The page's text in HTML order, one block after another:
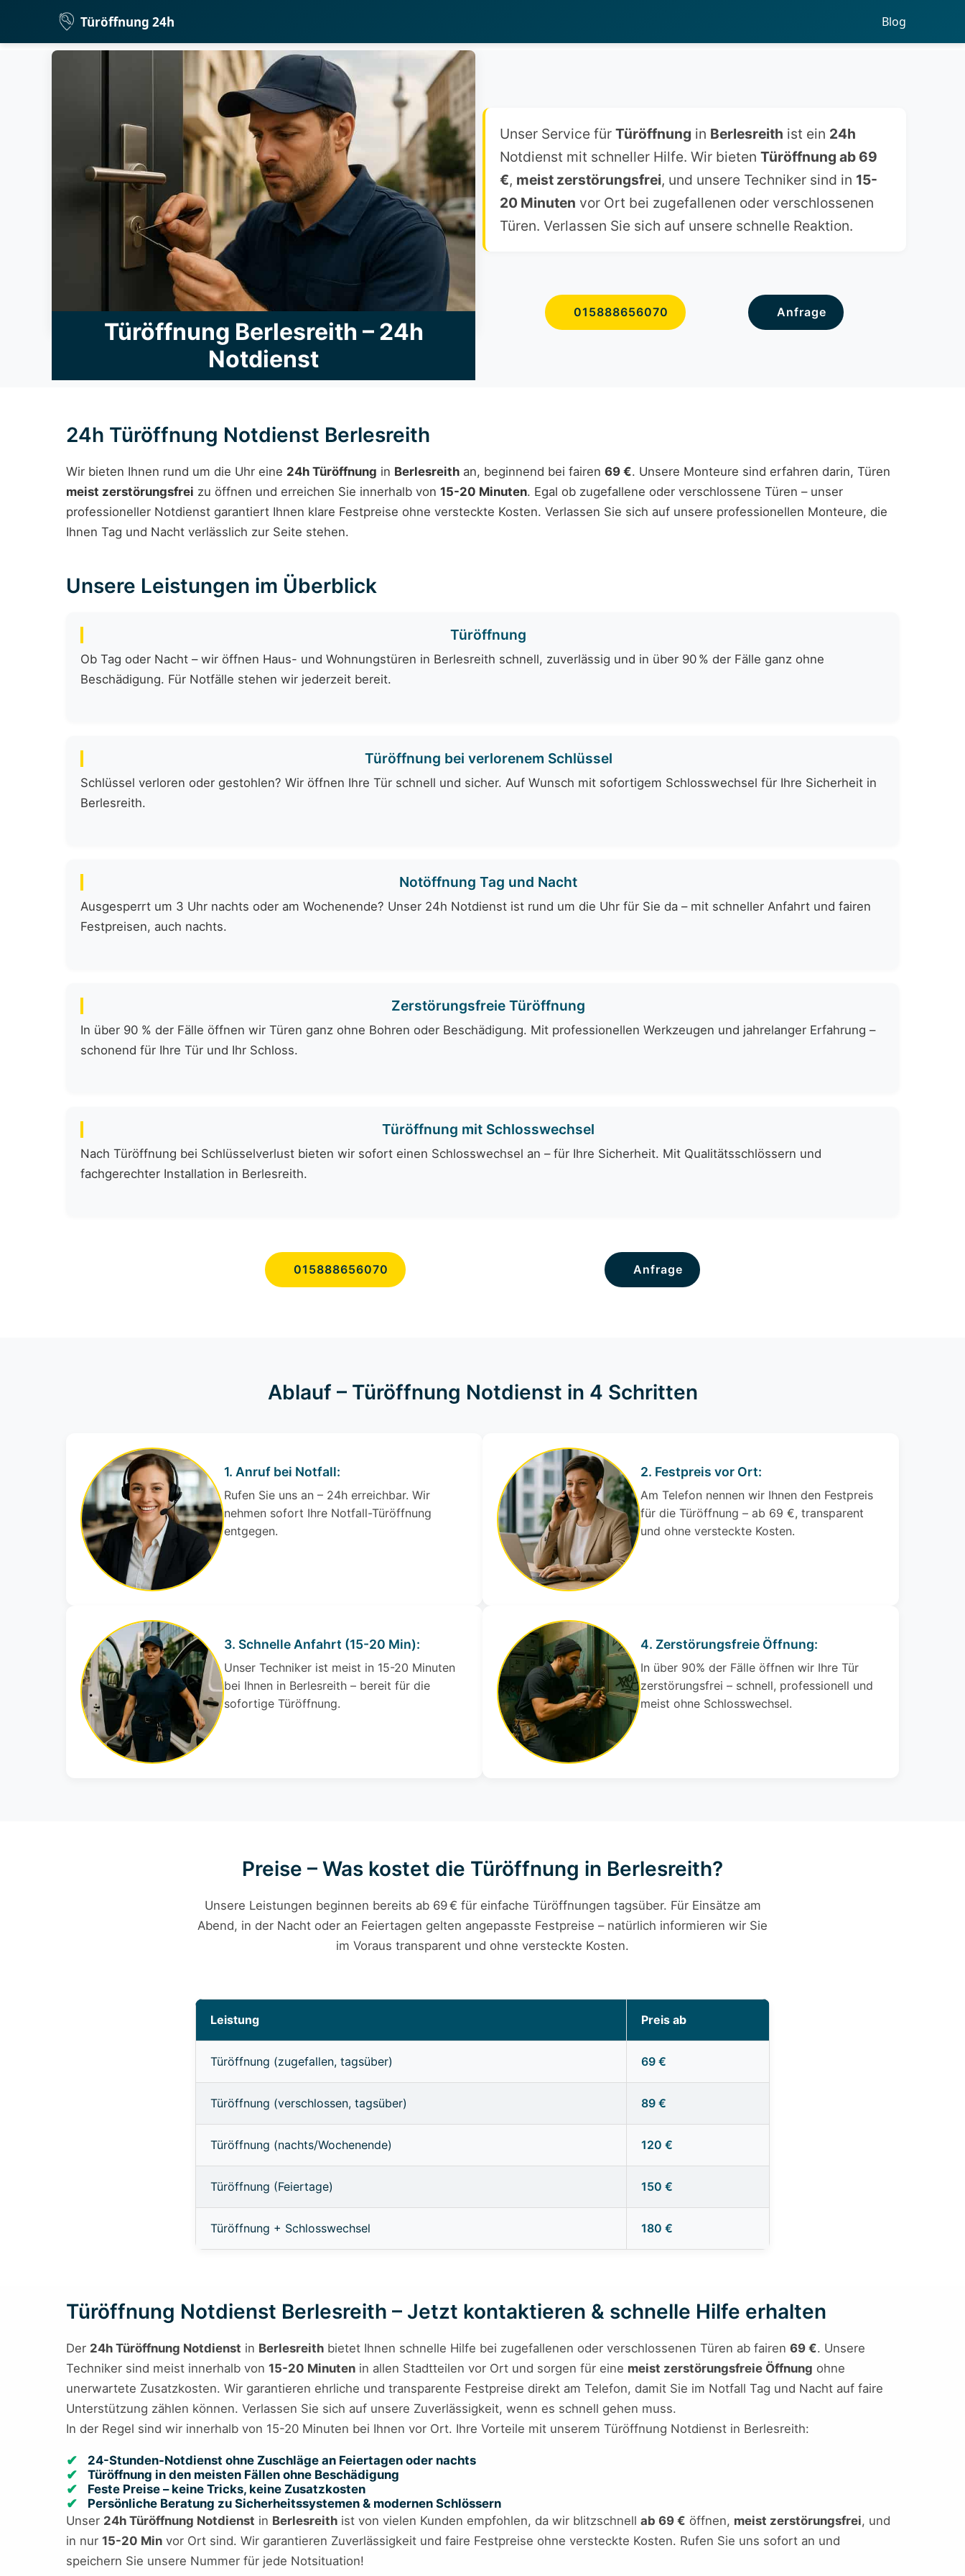
Türöffnung 24h Blog
Türöffnung Berlesreith – 24h
Notdienst
Unser Service für Türöffnung in Berlesreith ist ein 24h
Notdienst mit schneller Hilfe. Wir bieten Türöffnung ab 69
€, meist zerstörungsfrei, und unsere Techniker sind in 15-
20 Minuten vor Ort bei zugefallenen oder verschlossenen
Türen. Verlassen Sie sich auf unsere schnelle Reaktion.
015888656070 Anfrage
24h Türöffnung Notdienst Berlesreith
Wir bieten Ihnen rund um die Uhr eine 24h Türöffnung in Berlesreith an, beginnend bei fairen 69 €. Unsere Monteure sind erfahren darin, Türen
meist zerstörungsfrei zu öffnen und erreichen Sie innerhalb von 15-20 Minuten. Egal ob zugefallene oder verschlossene Türen – unser
professioneller Notdienst garantiert Ihnen klare Festpreise ohne versteckte Kosten. Verlassen Sie sich auf unsere professionellen Monteure, die
Ihnen Tag und Nacht verlässlich zur Seite stehen.
Unsere Leistungen im Überblick
Türöffnung
Ob Tag oder Nacht – wir öffnen Haus- und Wohnungstüren in Berlesreith schnell, zuverlässig und in über 90 % der Fälle ganz ohne
Beschädigung. Für Notfälle stehen wir jederzeit bereit.
Türöffnung bei verlorenem Schlüssel
Schlüssel verloren oder gestohlen? Wir öffnen Ihre Tür schnell und sicher. Auf Wunsch mit sofortigem Schlosswechsel für Ihre Sicherheit in
Berlesreith.
Notöffnung Tag und Nacht
Ausgesperrt um 3 Uhr nachts oder am Wochenende? Unser 24h Notdienst ist rund um die Uhr für Sie da – mit schneller Anfahrt und fairen
Festpreisen, auch nachts.
Zerstörungsfreie Türöffnung
In über 90 % der Fälle öffnen wir Türen ganz ohne Bohren oder Beschädigung. Mit professionellen Werkzeugen und jahrelanger Erfahrung –
schonend für Ihre Tür und Ihr Schloss.
Türöffnung mit Schlosswechsel
Nach Türöffnung bei Schlüsselverlust bieten wir sofort einen Schlosswechsel an – für Ihre Sicherheit. Mit Qualitätsschlössern und
fachgerechter Installation in Berlesreith.
015888656070 Anfrage
Ablauf – Türöffnung Notdienst in 4 Schritten
1. Anruf bei Notfall:
Rufen Sie uns an – 24h erreichbar. Wir
nehmen sofort Ihre Notfall-Türöffnung
entgegen.
2. Festpreis vor Ort:
Am Telefon nennen wir Ihnen den Festpreis
für die Türöffnung – ab 69 €, transparent
und ohne versteckte Kosten.
3. Schnelle Anfahrt (15-20 Min):
Unser Techniker ist meist in 15-20 Minuten
bei Ihnen in Berlesreith – bereit für die
sofortige Türöffnung.
4. Zerstörungsfreie Öffnung:
In über 90% der Fälle öffnen wir Ihre Tür
zerstörungsfrei – schnell, professionell und
meist ohne Schlosswechsel.
Preise – Was kostet die Türöffnung in Berlesreith?
Unsere Leistungen beginnen bereits ab 69 € für einfache Türöffnungen tagsüber. Für Einsätze am
Abend, in der Nacht oder an Feiertagen gelten angepasste Festpreise – natürlich informieren wir Sie
im Voraus transparent und ohne versteckte Kosten.
Leistung Preis ab
Türöffnung (zugefallen, tagsüber) 69 €
Türöffnung (verschlossen, tagsüber) 89 €
Türöffnung (nachts/Wochenende) 120 €
Türöffnung (Feiertage) 150 €
Türöffnung + Schlosswechsel 180 €
Türöffnung Notdienst Berlesreith – Jetzt kontaktieren & schnelle Hilfe erhalten
Der 24h Türöffnung Notdienst in Berlesreith bietet Ihnen schnelle Hilfe bei zugefallenen oder verschlossenen Türen ab fairen 69 €. Unsere
Techniker sind meist innerhalb von 15-20 Minuten in allen Stadtteilen vor Ort und sorgen für eine meist zerstörungsfreie Öffnung ohne
unerwartete Zusatzkosten. Wir garantieren ehrliche und transparente Festpreise direkt am Telefon, damit Sie im Notfall Tag und Nacht auf faire
Unterstützung zählen können. Verlassen Sie sich auf unsere Zuverlässigkeit, wenn es schnell gehen muss.
In der Regel sind wir innerhalb von 15-20 Minuten bei Ihnen vor Ort. Ihre Vorteile mit unserem Türöffnung Notdienst in Berlesreith:
24-Stunden-Notdienst ohne Zuschläge an Feiertagen oder nachts
Türöffnung in den meisten Fällen ohne Beschädigung
Feste Preise – keine Tricks, keine Zusatzkosten
Persönliche Beratung zu Sicherheitssystemen & modernen Schlössern
Unser 24h Türöffnung Notdienst in Berlesreith ist von vielen Kunden empfohlen, da wir blitzschnell ab 69 € öffnen, meist zerstörungsfrei, und
in nur 15-20 Min vor Ort sind. Wir garantieren Zuverlässigkeit und faire Festpreise ohne versteckte Kosten. Rufen Sie uns sofort an und
speichern Sie unsere Nummer für jede Notsituation!